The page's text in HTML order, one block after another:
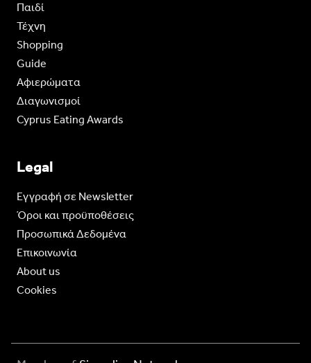
Παιδί
Τέχνη
Shopping
Guide
Aφιερώματα
Διαγωνισμοί
Cyprus Eating Awards
Legal
Eγγραφή σε Newsletter
Όροι και προϋποθέσεις
Προσωπικά Δεδομένα
Επικοινωνία
About us
Cookies